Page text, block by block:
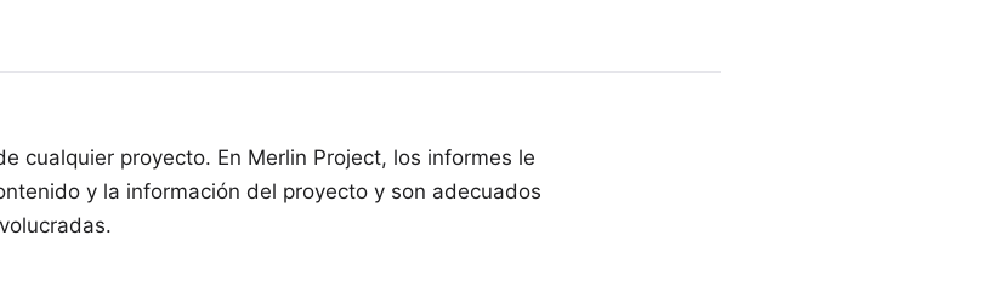
cualquier proyecto. En Merlin Project, los informes le
y la información del proyecto y son adecuados